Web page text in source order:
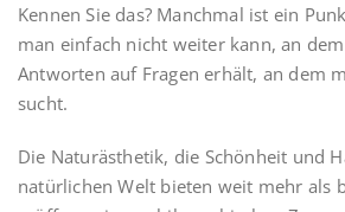
Kennen Sie das? Manchmal ist ein
man einfach nicht weiter kann, an
Antworten auf Fragen erhält, an dem
sucht.
Die Naturästhetik, die Schönheit und
natürlichen Welt bieten weit mehr als